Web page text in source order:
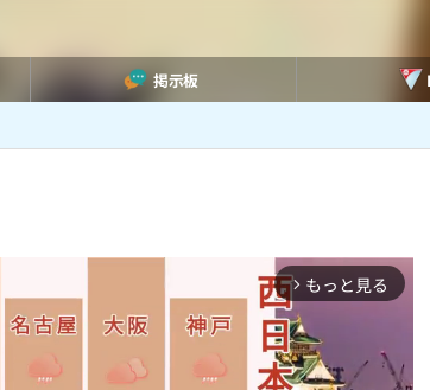
掲示板
arrow_forward_ios もっと見る